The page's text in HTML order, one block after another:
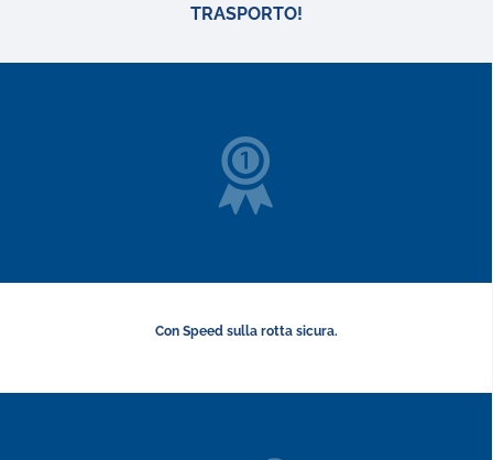
TRASPORTO!
Con Speed sulla rotta sicura.